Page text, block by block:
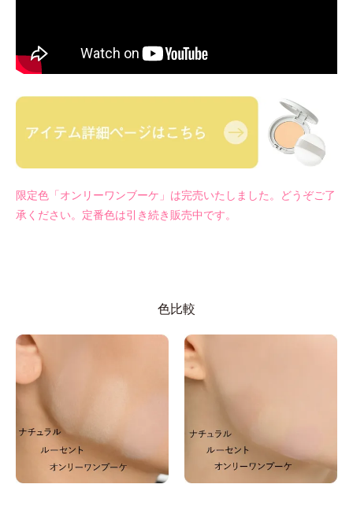
限定色「オンリーワンブーケ」は完売いたしました。どうぞご了
承ください。定番色は引き続き販売中です。
色比較